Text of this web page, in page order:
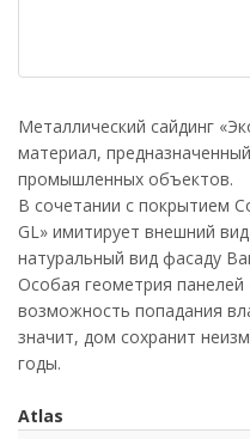
Металлический сайдинг
материал,
промышленных объектов.
В сочетании с покрытием
GL» имитирует внешний
натуральный вид фасаду
Особая геометрия панелей
возможность попадания
значит, дом сохранит
годы.
Atlas